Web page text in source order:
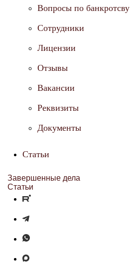
Вопросы по банкротсву
Сотрудники
Лицензии
Отзывы
Вакансии
Реквизиты
Документы
Статьи
Завершенные дела
Статьи